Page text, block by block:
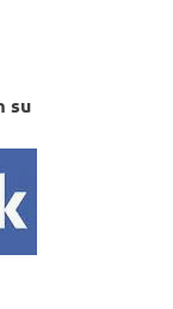
su